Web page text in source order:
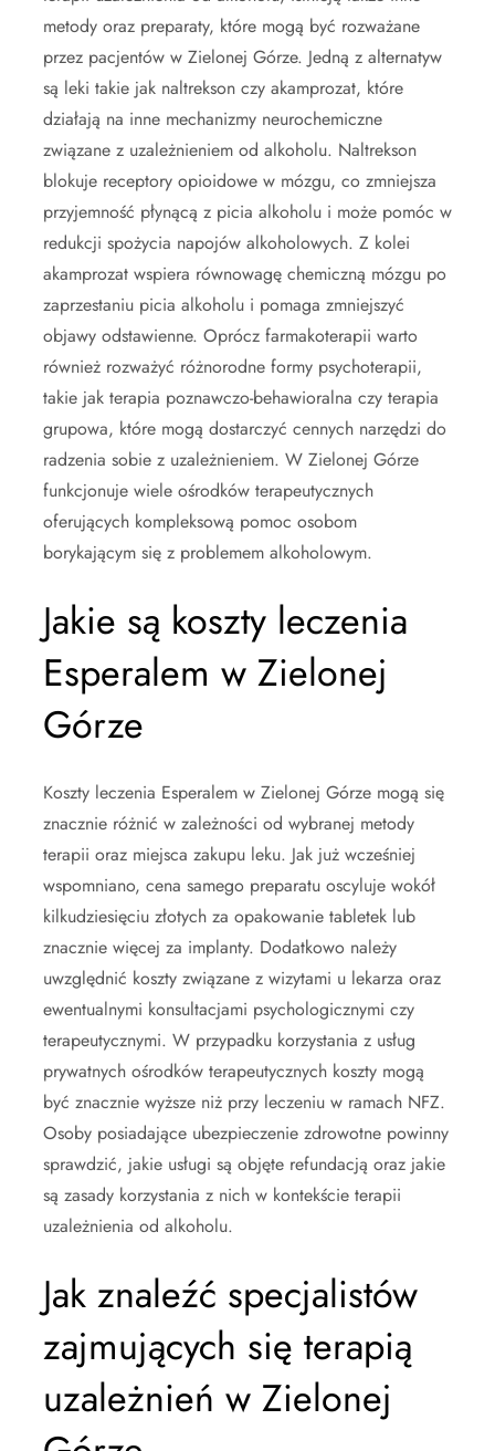
metody oraz preparaty, które mogą być rozważane
przez pacjentów w Zielonej Górze. Jedną z alternatyw
są leki takie jak naltrekson czy akamprozat, które
działają na inne mechanizmy neurochemiczne
związane z uzależnieniem od alkoholu. Naltrekson
blokuje receptory opioidowe w mózgu, co zmniejsza
przyjemność płynącą z picia alkoholu i może pomóc w
redukcji spożycia napojów alkoholowych. Z kolei
akamprozat wspiera równowagę chemiczną mózgu po
zaprzestaniu picia alkoholu i pomaga zmniejszyć
objawy odstawienne. Oprócz farmakoterapii warto
również rozważyć różnorodne formy psychoterapii,
takie jak terapia poznawczo-behawioralna czy terapia
grupowa, które mogą dostarczyć cennych narzędzi do
radzenia sobie z uzależnieniem. W Zielonej Górze
funkcjonuje wiele ośrodków terapeutycznych
oferujących kompleksową pomoc osobom
borykającym się z problemem alkoholowym.
Jakie są koszty leczenia
Esperalem w Zielonej
Górze
Koszty leczenia Esperalem w Zielonej Górze mogą się
znacznie różnić w zależności od wybranej metody
terapii oraz miejsca zakupu leku. Jak już wcześniej
wspomniano, cena samego preparatu oscyluje wokół
kilkudziesięciu złotych za opakowanie tabletek lub
znacznie więcej za implanty. Dodatkowo należy
uwzględnić koszty związane z wizytami u lekarza oraz
ewentualnymi konsultacjami psychologicznymi czy
terapeutycznymi. W przypadku korzystania z usług
prywatnych ośrodków terapeutycznych koszty mogą
być znacznie wyższe niż przy leczeniu w ramach NFZ.
Osoby posiadające ubezpieczenie zdrowotne powinny
sprawdzić, jakie usługi są objęte refundacją oraz jakie
są zasady korzystania z nich w kontekście terapii
uzależnienia od alkoholu.
Jak znaleźć specjalistów
zajmujących się terapią
uzależnień w Zielonej